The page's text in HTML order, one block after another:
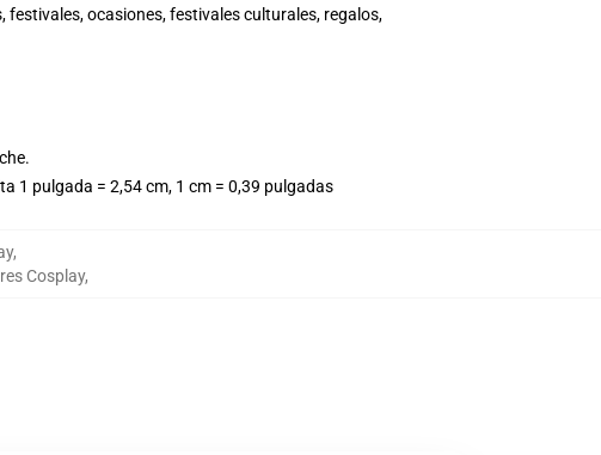
festivales, ocasiones, festivales culturales, regalos,
1 pulgada = 2,54 cm, 1 cm = 0,39 pulgadas
,
Cosplay,